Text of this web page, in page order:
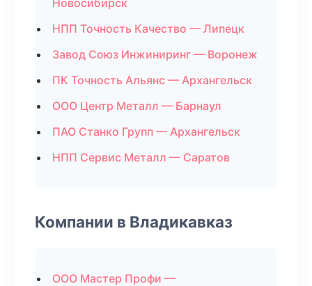
Новосибирск
НПП Точность Качество — Липецк
Завод Союз Инжиниринг — Воронеж
ПК Точность Альянс — Архангельск
ООО Центр Металл — Барнаул
ПАО Станко Групп — Архангельск
НПП Сервис Металл — Саратов
Компании в Владикавказ
ООО Мастер Профи —